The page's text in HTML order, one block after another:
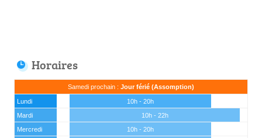
Horaires
Samedi prochain : Jour férié (Assomption)
Lundi
10h - 20h
Mardi
10h - 22h
Mercredi
10h - 20h